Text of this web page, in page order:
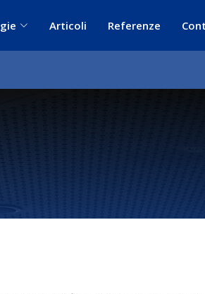
Articoli Referenze